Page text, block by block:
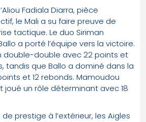
Fadiala Diarra, pièce
le Mali a su faire preuve de
tactique. Le duo Siriman
a porté l’équipe vers la victoire.
double-double avec 22 points et
tandis que Ballo a dominé dans la
et 12 rebonds. Mamoudou
joué un rôle déterminant avec 18
prestige à l’extérieur, les Aigles